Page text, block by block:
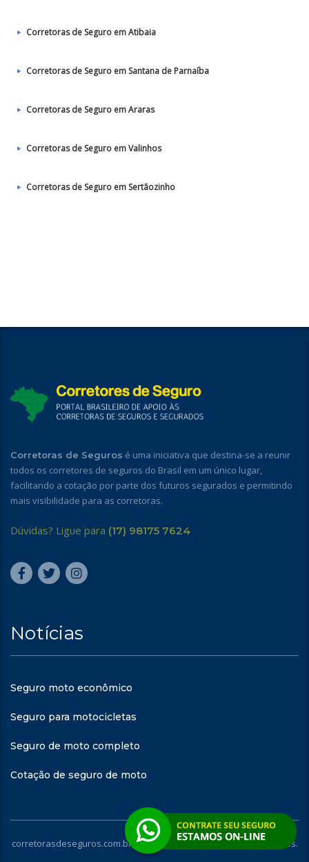
Corretoras de Seguro em Atibaia
Corretoras de Seguro em Santana de Parnaíba
Corretoras de Seguro em Araras
Corretoras de Seguro em Valinhos
Corretoras de Seguro em Sertãozinho
Corretoras de Seguros é uma iniciativa que destina-se a reunir
todos os corretores de seguros do Brasil em um único lugar,
facilitando a cotação por parte dos futuros segurados e permitindo
mais visibilidade para as corretoras.
Dúvidas? Ligue para (17) 98175 7624
Notícias
Seguro moto econômico
Seguro para motocicletas
Seguro de moto completo
Cotação de seguro de moto
corretorasdeseguros.com.br - © 2023. Todos os direitos reservados.